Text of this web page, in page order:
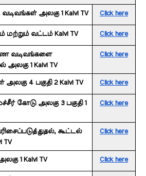
அலகு 1 Kalvi TV Click here
மற்றும் வட்டம் Kalvi TV Click here
வடிவங்களை
1 Kalvi TV
Click here
4 பகுதி 2 Kalvi TV Click here
கோடு அலகு 3 பகுதி 1
Click here
கூட்டல்
TV
Click here
1 Kalvi TV Click here